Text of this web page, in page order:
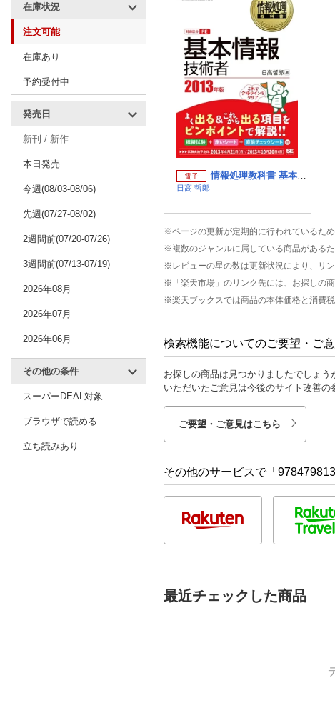
在庫状況
注文可能
在庫あり
予約受付中
発売日
新刊 / 新作
本日発売
今週(08/03-08/06)
先週(07/27-08/02)
2週間前(07/20-07/26)
3週間前(07/13-07/19)
2026年08月
2026年07月
2026年06月
その他の条件
スーパーDEAL対象
ブラウザで読める
立ち読みあり
電子 情報処理教科書 基本情報技術者 2013年版
日高 哲郎
※ページの更新が定期的に行われているた
※複数のジャンルに属している商品がある
※レビューの星の数は更新状況により、リ
※「楽天市場」のリンク先には、お探しの
※楽天ブックスでは商品の本体価格と消費
検索機能についてのご要望・ご
お探しの商品は見つかりましたでしょう
いただいたご意見は今後のサイト改善の
ご要望・ご意見はこちら
その他のサービスで「
最近チェックした商品